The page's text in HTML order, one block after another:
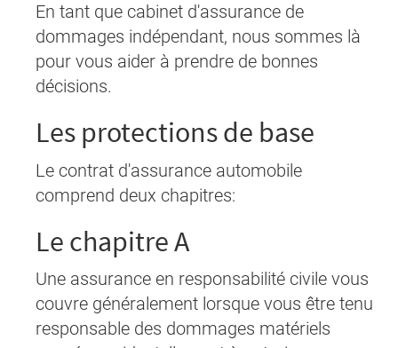
En tant que cabinet d'assurance de
dommages indépendant, nous sommes là
pour vous aider à prendre de bonnes
décisions.
Les protections de base
Le contrat d'assurance automobile
comprend deux chapitres:
Le chapitre A
Une assurance en responsabilité civile vous
couvre généralement lorsque vous être tenu
responsable des dommages matériels